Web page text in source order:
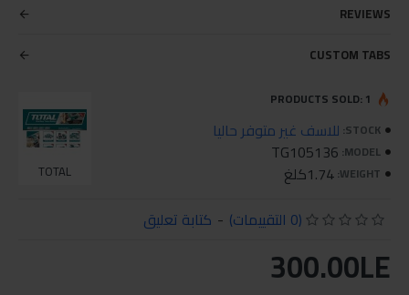
REVIEWS
CUSTOM TABS
STOCK: للاسف غير متوفر حاليا
MODEL:
TG105136
WEIGHT: 1.74كلغ TOTAL
PRODUCTS SOLD: 1
(0 التقييمات) - كتابة تعليق
300.00LE